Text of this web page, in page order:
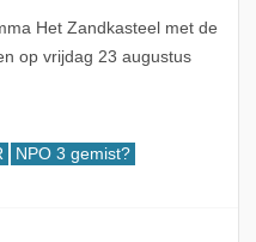
Het Zandkasteel met de
op vrijdag 23 augustus
NPO 3 gemist?